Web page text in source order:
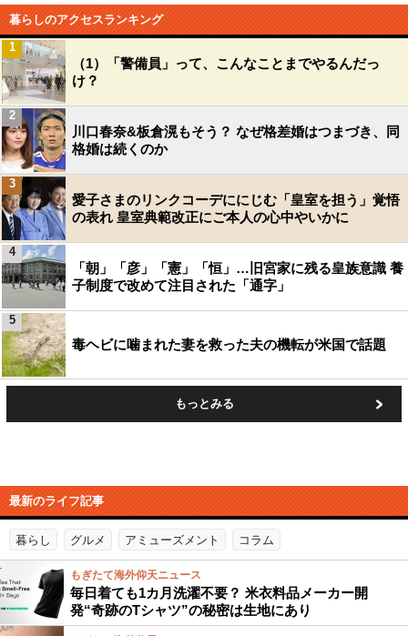
暮らしのアクセスランキング
（1）「警備員」って、こんなことまでやるんだっ
け？
1
川口春奈&板倉滉もそう？ なぜ格差婚はつまづき、同
格婚は続くのか
2
愛子さまのリンクコーデににじむ「皇室を担う」覚悟
の表れ 皇室典範改正にご本人の心中やいかに
3
「朝」「彦」「憲」「恒」…旧宮家に残る皇族意識 養
子制度で改めて注目された「通字」
4
毒ヘビに噛まれた妻を救った夫の機転が米国で話題
5
もっとみる
最新のライフ記事
暮らし グルメ アミューズメント コラム
もぎたて海外仰天ニュース
毎日着ても1カ月洗濯不要？ 米衣料品メーカー開
発“奇跡のTシャツ”の秘密は生地にあり